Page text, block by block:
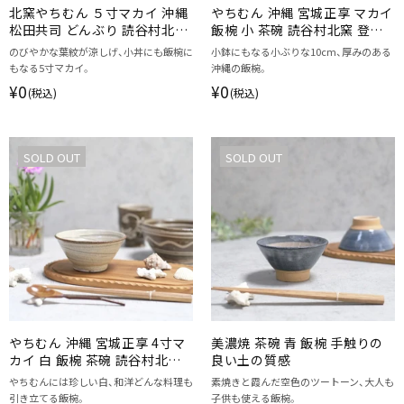
北窯やちむん ５寸マカイ 沖縄
松田共司 どんぶり 読谷村北窯
一点物 葉紋
のびやかな葉紋が涼しげ、小丼にも飯椀に
もなる5寸マカイ。
¥0(税込)
やちむん 沖縄 宮城正享 マカイ
飯椀 小 茶碗 読谷村北窯 登り
窯
小鉢にもなる小ぶりな10cm、厚みのある
沖縄の飯椀。
¥0(税込)
SOLD OUT
やちむん 沖縄 宮城正享 4寸マ
カイ 白 飯椀 茶碗 読谷村北窯
登り窯
やちむんには珍しい白、和洋どんな料理も
引き立てる飯椀。
SOLD OUT
美濃焼 茶碗 青 飯椀 手触りの
良い土の質感
素焼きと霞んだ空色のツートーン、大人も
子供も使える飯椀。